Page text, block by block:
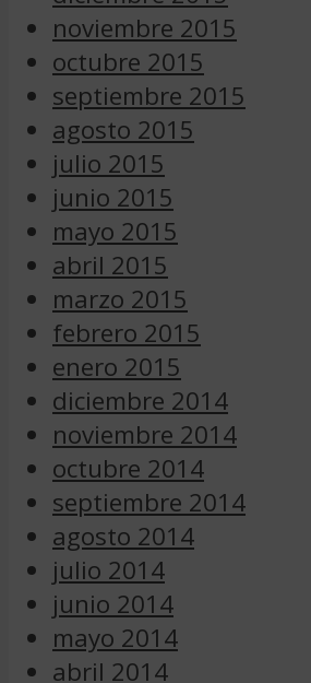
noviembre 2015
octubre 2015
septiembre 2015
agosto 2015
julio 2015
junio 2015
mayo 2015
abril 2015
marzo 2015
febrero 2015
enero 2015
diciembre 2014
noviembre 2014
octubre 2014
septiembre 2014
agosto 2014
julio 2014
junio 2014
mayo 2014
abril 2014